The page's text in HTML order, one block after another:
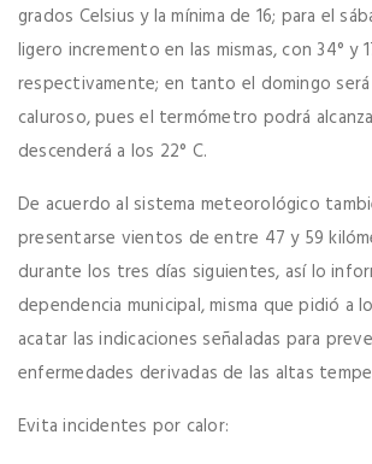
grados Celsius y la mínima de 16; para el
ligero incremento en las mismas, con 34° y
respectivamente; en tanto el domingo será
caluroso, pues el termómetro podrá
descenderá a los 22° C.
De acuerdo al sistema meteorológico
presentarse vientos de entre 47 y 59
durante los tres días siguientes, así lo
dependencia municipal, misma que pidió a
acatar las indicaciones señaladas para
enfermedades derivadas de las altas
Evita incidentes por calor: